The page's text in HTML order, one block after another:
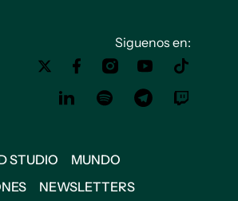
Siguenos en:
STUDIO
MUNDO
NEWSLETTERS